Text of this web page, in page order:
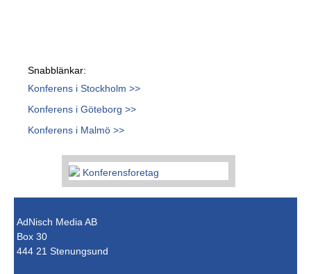
Snabblänkar:
Konferens i Stockholm >>
Konferens i Göteborg >>
Konferens i Malmö >>
AdNisch Media AB
Box 30
444 21 Stenungsund